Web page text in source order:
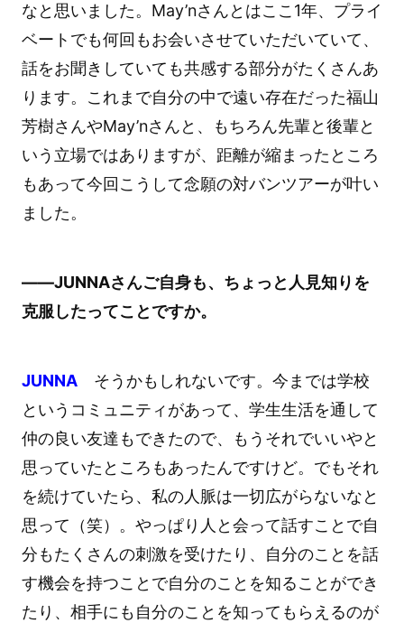
なと思いました。May’nさんとはここ1年、プライ
ベートでも何回もお会いさせていただいていて、
話をお聞きしていても共感する部分がたくさんあ
ります。これまで自分の中で遠い存在だった福山
芳樹さんやMay’nさんと、もちろん先輩と後輩と
いう立場ではありますが、距離が縮まったところ
もあって今回こうして念願の対バンツアーが叶い
ました。
――JUNNAさんご自身も、ちょっと人見知りを
克服したってことですか。
JUNNAそうかもしれないです。今までは学校
というコミュニティがあって、学生生活を通して
仲の良い友達もできたので、もうそれでいいやと
思っていたところもあったんですけど。でもそれ
を続けていたら、私の人脈は一切広がらないなと
思って（笑）。やっぱり人と会って話すことで自
分もたくさんの刺激を受けたり、自分のことを話
す機会を持つことで自分のことを知ることができ
たり、相手にも自分のことを知ってもらえるのが